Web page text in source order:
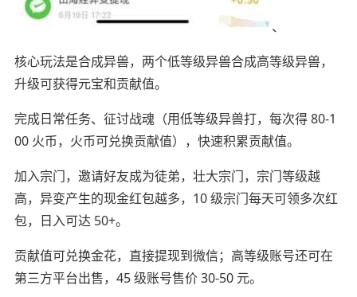
、
核心玩法是合成异兽，两个低等级异兽合成高等级异兽，
升级可获得元宝和贡献值。
完成日常任务、征讨战魂（用低等级异兽打，每次得 80-1
00 火币，火币可兑换贡献值），快速积累贡献值。
加入宗门，邀请好友成为徒弟，壮大宗门，宗门等级越
高，异变产生的现金红包越多，10 级宗门每天可领多次红
包，日入可达 50+。
贡献值可兑换金花，直接提现到微信；高等级账号还可在
第三方平台出售，45 级账号售价 30-50 元。